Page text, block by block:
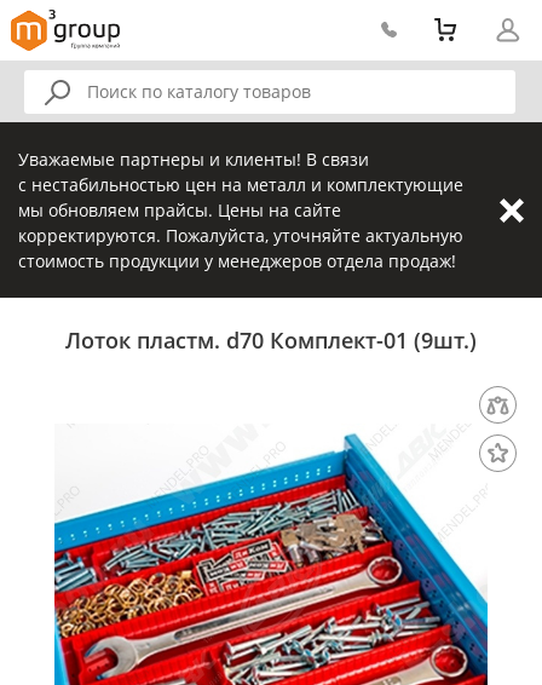
Уважаемые партнеры и клиенты! В связи
с нестабильностью цен на металл и комплектующие
мы обновляем прайсы. Цены на сайте
корректируются. Пожалуйста, уточняйте актуальную
стоимость продукции у менеджеров отдела продаж!
Лоток пластм. d70 Комплект-01 (9шт.)